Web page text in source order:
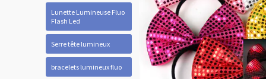
Lunette Lumineuse Fluo
Flash Led
Serre tête lumineux
bracelets lumineux fluo